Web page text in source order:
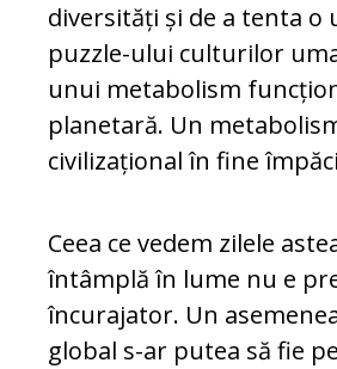
diversități și de a tenta o
puzzle-ului culturilor
unui metabolism
planetară. Un
civilizațional în fine
Ceea ce vedem zilele
întâmplă în lume nu e
încurajator. Un
global s-ar putea să fie